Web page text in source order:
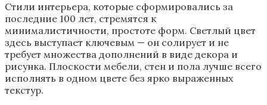
Стили интерьера, которые сформировались за
последние 100 лет, стремятся к
минималистичности, простоте форм. Светлый цвет
здесь выступает ключевым — он солирует и не
требует множества дополнений в виде декора и
рисунка. Плоскости мебели, стен и пола лучше всего
исполнять в одном цвете без ярко выраженных
текстур.